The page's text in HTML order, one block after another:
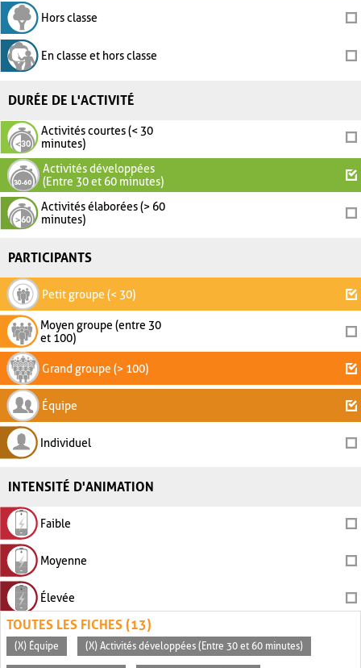
Hors classe
En classe et hors classe
DURÉE DE L'ACTIVITÉ
Activités courtes (< 30
minutes)
Activités développées
(Entre 30 et 60 minutes)
Activités élaborées (> 60
minutes)
PARTICIPANTS
Petit groupe (< 30)
Moyen groupe (entre 30
et 100)
Grand groupe (> 100)
Équipe
Individuel
INTENSITÉ D'ANIMATION
Faible
Moyenne
Élevée
TOUTES LES FICHES (13)
(X) Équipe (X) Activités développées (Entre 30 et 60 minutes)